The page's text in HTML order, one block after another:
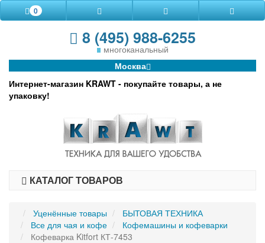
0
8 (495) 988-6255
многоканальный
Москва
Интернет-магазин KRAWT - покупайте товары, а не
упаковку!
КАТАЛОГ ТОВАРОВ
Уценённые товары
БЫТОВАЯ ТЕХНИКА
Все для чая и кофе
Кофемашины и кофеварки
Кофеварка Kitfort КТ-7453